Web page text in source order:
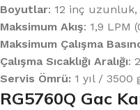
Boyutlar: 12 inç uzunluk,
Maksimum Akış: 1,9 LPM
Maksimum Çalışma
Çalışma Sıcaklığı Aralığı:
Servis Ömrü: 1 yıl / 3500
RG5760Q Gac